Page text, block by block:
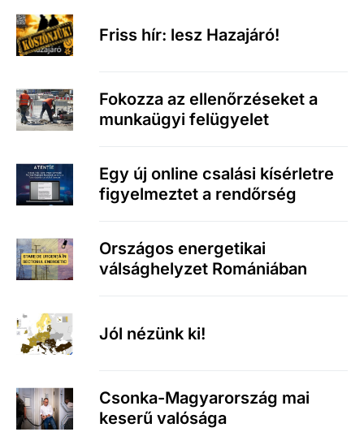
Friss hír: lesz Hazajáró!
Fokozza az ellenőrzéseket a
munkaügyi felügyelet
Egy új online csalási kísérletre
figyelmeztet a rendőrség
Országos energetikai
válsághelyzet Romániában
Jól nézünk ki!
Csonka-Magyarország mai
keserű valósága